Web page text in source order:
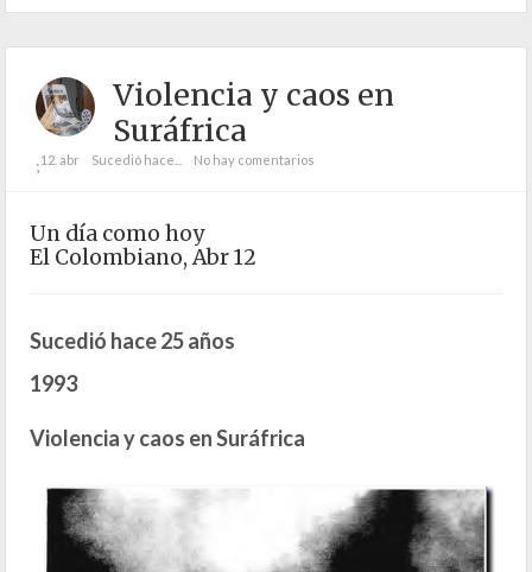
Violencia y caos en
Suráfrica
;12. abr Sucedió hace... No hay comentarios
Un día como hoy
El Colombiano, Abr 12
Sucedió hace 25 años
1993
Violencia y caos en Suráfrica